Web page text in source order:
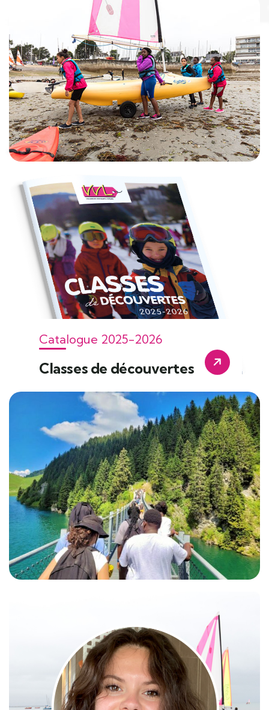
Catalogue 2025-2026
Classes de découvertes